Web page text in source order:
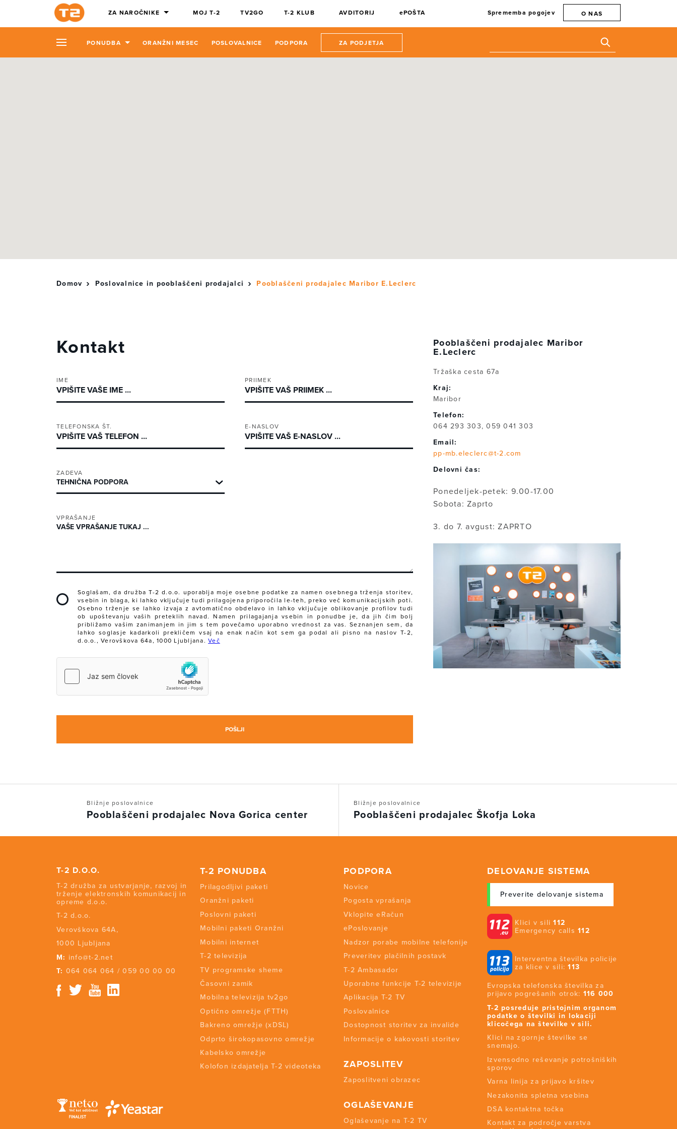
ZA NAROČNIKE MOJ T-2 TV2GO T-2 KLUB AVDITORIJ ePOŠTA Sprememba pogojev O NAS
PONUDBA ORANŽNI MESEC POSLOVALNICE PODPORA ZA PODJETJA
Domov Poslovalnice in pooblaščeni prodajalci Pooblaščeni prodajalec Maribor E.Leclerc
Kontakt
IME PRIIMEK
TELEFONSKA ŠT. E-NASLOV
ZADEVA
VPRAŠANJE
Soglašam, da družba T-2 d.o.o. uporablja moje osebne podatke za namen osebnega trženja storitev,
vsebin in blaga, ki lahko vključuje tudi prilagojena priporočila le-teh, preko več komunikacijskih poti.
Osebno trženje se lahko izvaja z avtomatično obdelavo in lahko vključuje oblikovanje profilov tudi
ob upoštevanju vaših preteklih navad. Namen prilagajanja vsebin in ponudbe je, da jih čim bolj
približamo vašim zanimanjem in jim s tem povečamo uporabno vrednost za vas. Seznanjen sem, da
lahko soglasje kadarkoli prekličem vsaj na enak način kot sem ga podal ali pisno na naslov T-2,
d.o.o., Verovškova 64a, 1000 Ljubljana. Več
Pooblaščeni prodajalec Maribor
E.Leclerc
Tržaška cesta 67a
Kraj:
Maribor
Telefon:
064 293 303, 059 041 303
Email:
pp-mb.eleclerc@t-2.com
Delovni čas:
Ponedeljek-petek: 9.00-17.00
Sobota: Zaprto
3. do 7. avgust: ZAPRTO
Bližnje poslovalnice
Pooblaščeni prodajalec Nova Gorica center
Bližnje poslovalnice
Pooblaščeni prodajalec Škofja Loka
T-2 D.O.O.
T-2 družba za ustvarjanje, razvoj in
trženje elektronskih komunikacij in
opreme d.o.o.
T-2 d.o.o.
Verovškova 64A,
1000 Ljubljana
M: info@t-2.net
T: 064 064 064 /059 00 00 00
T-2 PONUDBA
Prilagodljivi paketi
Oranžni paketi
Poslovni paketi
Mobilni paketi Oranžni
Mobilni internet
T-2 televizija
TV programske sheme
Časovni zamik
Mobilna televizija tv2go
Optično omrežje (FTTH)
Bakreno omrežje (xDSL)
Odprto širokopasovno omrežje
Kabelsko omrežje
Kolofon izdajatelja T-2 videoteka
PODPORA
Novice
Pogosta vprašanja
Vklopite eRačun
ePoslovanje
Nadzor porabe mobilne telefonije
Preveritev plačilnih postavk
T-2 Ambasador
Uporabne funkcije T-2 televizije
Aplikacija T-2 TV
Poslovalnice
Dostopnost storitev za invalide
Informacije o kakovosti storitev
ZAPOSLITEV
Zaposlitveni obrazec
OGLAŠEVANJE
Oglaševanje na T-2 TV
DELOVANJE SISTEMA
Preverite delovanje sistema
Klici v sili112
Emergency calls 112
Interventna številka policije
za klice v sili:113
Evropska telefonska številka za
prijavo pogrešanih otrok: 116 000
T-2 posreduje pristojnim organom
podatke o številki in lokaciji
klicočega na številke v sili.
Klici na zgornje številke se
snemajo.
Izvensodno reševanje potrošniških
sporov
Varna linija za prijavo kršitev
Nezakonita spletna vsebina
DSA kontaktna točka
Kontakt za področje varstva